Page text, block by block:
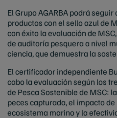
El Grupo AGARBA podrá
productos con el sello azul de
con éxito la evaluación de
de auditoría pesquera a nivel
ciencia, que demuestra la
El certificador independiente
cabo la evaluación según los
de Pesca Sostenible de MSC:
peces capturada, el impacto
ecosistema marino y la